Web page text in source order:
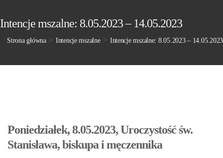
Intencje mszalne: 8.05.2023 – 14.05.2023
Strona główna> Intencje mszalne> Intencje mszalne: 8.05.2023 – 14.05.2023
Poniedziałek, 8.05.2023, Uroczystość św.
Stanisława, biskupa i męczennika